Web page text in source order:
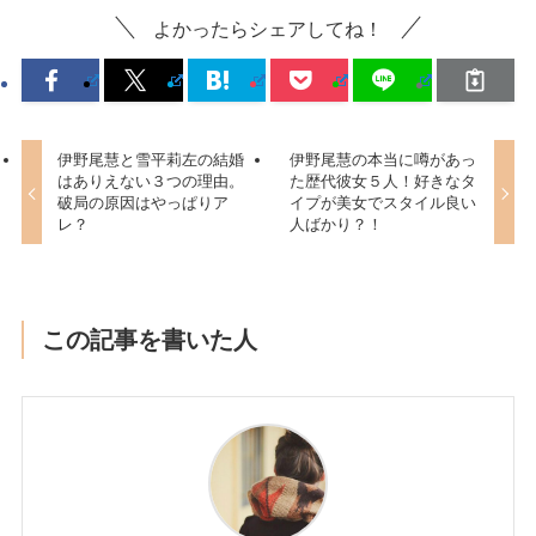
よかったらシェアしてね！
伊野尾慧と雪平莉左の結婚
はありえない３つの理由。
破局の原因はやっぱりア
レ？
伊野尾慧の本当に噂があっ
た歴代彼女５人！好きなタ
イプが美女でスタイル良い
人ばかり？！
この記事を書いた人